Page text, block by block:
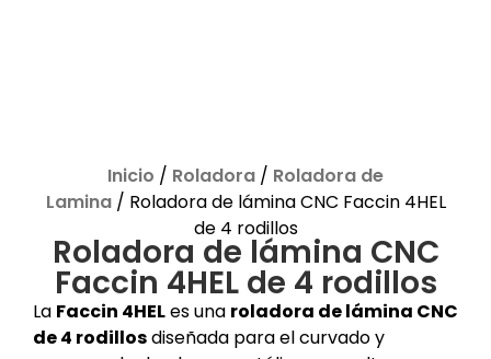
Inicio / Roladora / Roladora de
Lamina/ Roladora de lámina CNC Faccin 4HEL
de 4 rodillos
Roladora de lámina CNC
Faccin 4HEL de 4 rodillos
La Faccin 4HELes una roladora de lámina CNC
de 4 rodillosdiseñada para el curvado y